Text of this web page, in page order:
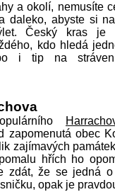
a okolí, nemusíte
daleko, abyste si
Český kras je
kdo hledá
i tip na
zapomenutá obec
zajímavých
hřích ho
zdát, že se jedná o
opak je